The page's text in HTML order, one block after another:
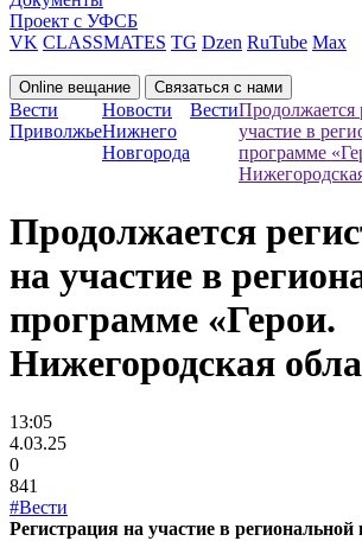
Проект с УФСБ
VK CLASSMATES TG Dzen RuTube Max
Online вещание Связаться с нами
Вести
Приволжье
Новости
Нижнего
Новгорода
ВестиПродолжается
участие в
программе
Продолжается
на участие в
программе «Герои.
Нижегородская
13:05
4.03.25
0
841
#Вести
Регистрация на участие в